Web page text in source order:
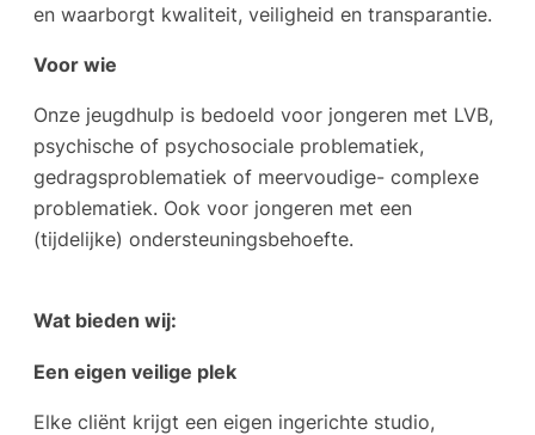
en waarborgt kwaliteit, veiligheid en transparantie.
Voor wie
Onze jeugdhulp is bedoeld voor jongeren met LVB,
psychische of psychosociale problematiek,
gedragsproblematiek of meervoudige- complexe
problematiek. Ook voor jongeren met een
(tijdelijke) ondersteuningsbehoefte.
Wat bieden wij:
Een eigen veilige plek
Elke cliënt krijgt een eigen ingerichte studio,